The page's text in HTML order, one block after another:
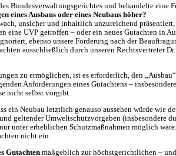
Bundesverwaltungsgerichtes und behandelte eine
eines Ausbaus oder eines Neubaus höher?
unsicher und inhaltlich unzureichend präsentiert,
eine UVP getroffen – oder ein neues Gutachten in
ebenso unsere Forderung nach der
ausschließlich durch unseren Rechtsvertreter
zu ermöglichen, ist es erforderlich, den
Anforderungen eines Gutachtens –
nicht selbst vorgibt.
ein Neubau letztlich genauso aussehen würde wie
geltender Umweltschutzvorgaben (insbesondere
unter erheblichen Schutzmaßnahmen möglich wäre.
nicht ein.
Gutachten maßgeblich zur höchstgerichtlichen –